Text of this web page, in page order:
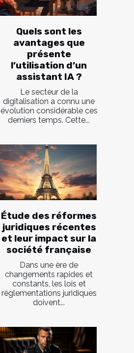
Quels sont les
avantages que
présente
l’utilisation d’un
assistant IA ?
Le secteur de la
digitalisation a connu une
évolution considérable ces
derniers temps. Cette...
Étude des réformes
juridiques récentes
et leur impact sur la
société française
Dans une ère de
changements rapides et
constants, les lois et
réglementations juridiques
doivent...